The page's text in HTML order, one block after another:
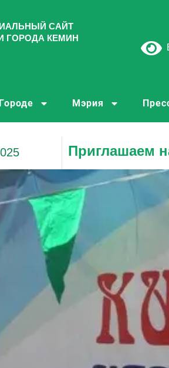
САЙТ
ГОРОДА КЕМИН
Мэрия
Приглашаем